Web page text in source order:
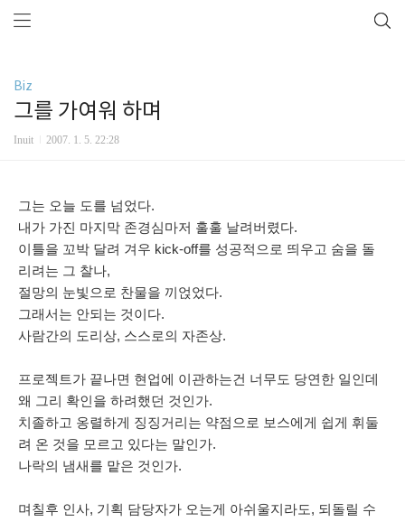
Biz
그를 가여워 하며
Inuit 2007. 1. 5. 22:28
그는 오늘 도를 넘었다.
내가 가진 마지막 존경심마저 훌훌 날려버렸다.
이틀을 꼬박 달려 겨우 kick-off를 성공적으로 띄우고 숨을 돌
리려는 그 찰나,
절망의 눈빛으로 찬물을 끼얹었다.
그래서는 안되는 것이다.
사람간의 도리상, 스스로의 자존상.
프로젝트가 끝나면 현업에 이관하는건 너무도 당연한 일인데
왜 그리 확인을 하려했던 것인가.
치졸하고 옹렬하게 징징거리는 약점으로 보스에게 쉽게 휘둘
려 온 것을 모르고 있다는 말인가.
나락의 냄새를 맡은 것인가.
며칠후 인사, 기획 담당자가 오는게 아쉬울지라도, 되돌릴 수